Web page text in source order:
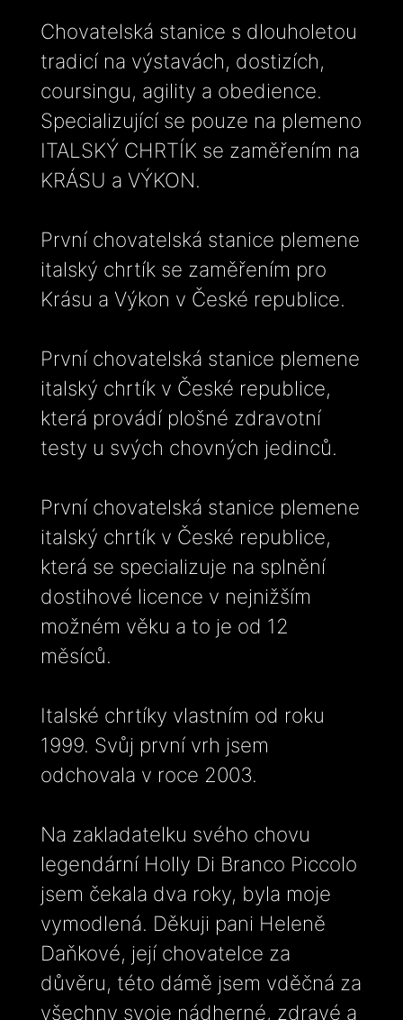
Chovatelská stanice s dlouholetou
tradicí na výstavách, dostizích,
coursingu, agility a obedience.
Specializující se pouze na plemeno
ITALSKÝ CHRTÍK se zaměřením na
KRÁSU a VÝKON.
První chovatelská stanice plemene
italský chrtík se zaměřením pro
Krásu a Výkon v České republice.
První chovatelská stanice plemene
italský chrtík v České republice,
která provádí plošné zdravotní
testy u svých chovných jedinců.
První chovatelská stanice plemene
italský chrtík v České republice,
která se specializuje na splnění
dostihové licence v nejnižším
možném věku a to je od 12
měsíců.
Italské chrtíky vlastním od roku
1999. Svůj první vrh jsem
odchovala v roce 2003.
Na zakladatelku svého chovu
legendární Holly Di Branco Piccolo
jsem čekala dva roky, byla moje
vymodlená. Děkuji pani Heleně
Daňkové, její chovatelce za
důvěru, této dámě jsem vděčná za
všechny svoje nádherné, zdravé a